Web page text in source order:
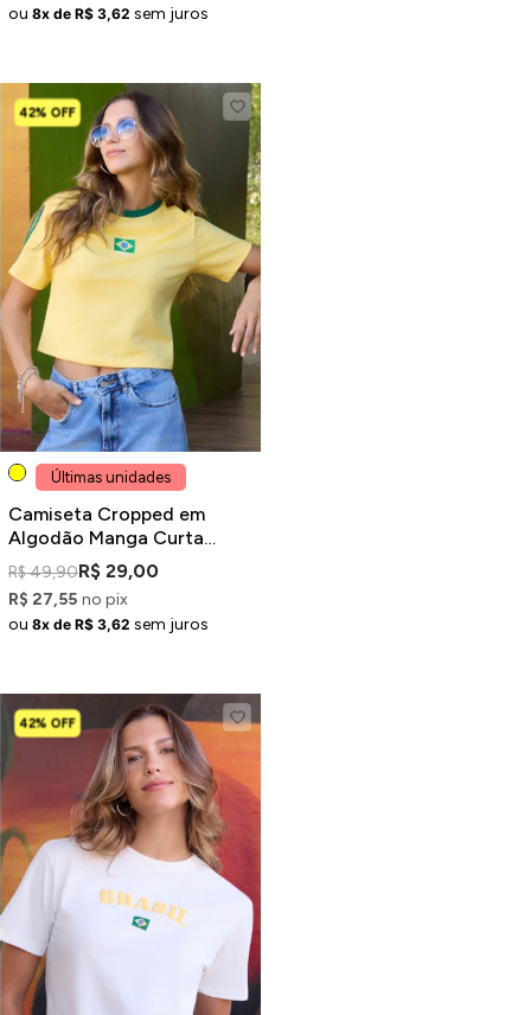
ou 8x de R$ 3,62 sem juros
42% OFF
Últimas unidades
Camiseta Cropped em
Algodão Manga Curta
Verde Estampa Brasil
R$ 49,90R$ 29,00
R$ 27,55 no pix
ou 8x de R$ 3,62 sem juros
42% OFF